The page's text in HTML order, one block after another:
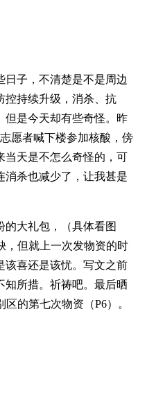
日子，不清楚是不是周边
控持续升级，消杀、抗
但是今天却有些奇怪。昨
愿者喊下楼参加核酸，傍
当天是不怎么奇怪的，可
消杀也减少了，让我甚是
的大礼包，（具体看图
，但就上一次发物资的时
该喜还是该忧。写文之前
知所措。祈祷吧。最后晒
的第七次物资（P6）。